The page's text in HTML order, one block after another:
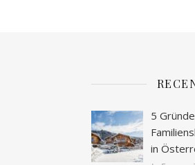
5
in